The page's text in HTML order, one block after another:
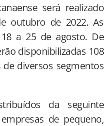
será realizado
outubro de 2022. As
a 25 de agosto. De
disponibilizadas 108
diversos segmentos
da seguinte
de pequeno,